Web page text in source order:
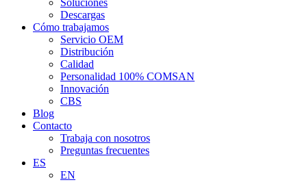
Descargas
Cómo trabajamos
Servicio OEM
Distribución
Calidad
Personalidad 100% COMSAN
Innovación
CBS
Blog
Contacto
Trabaja con nosotros
Preguntas frecuentes
ES
EN